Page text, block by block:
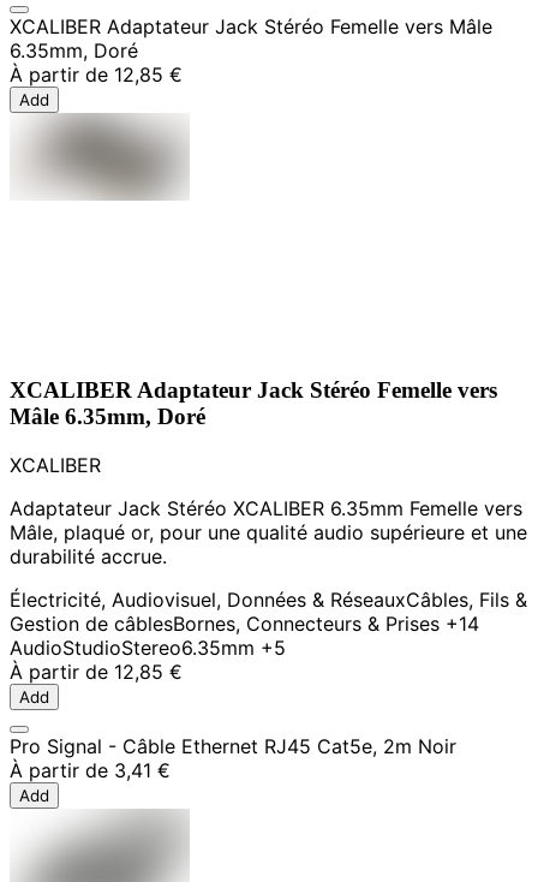
XCALIBER Adaptateur Jack Stéréo Femelle vers Mâle
6.35mm, Doré
À partir de 12,85 €
Add
XCALIBER Adaptateur Jack Stéréo Femelle vers
Mâle 6.35mm, Doré
XCALIBER
Adaptateur Jack Stéréo XCALIBER 6.35mm Femelle vers
Mâle, plaqué or, pour une qualité audio supérieure et une
durabilité accrue.
Électricité, Audiovisuel, Données & RéseauxCâbles, Fils &
Gestion de câblesBornes, Connecteurs & Prises +14
AudioStudioStereo6.35mm +5
À partir de 12,85 €
Add
Pro Signal - Câble Ethernet RJ45 Cat5e, 2m Noir
À partir de 3,41 €
Add